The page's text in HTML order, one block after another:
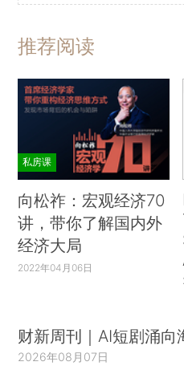
推荐阅读
私房课
向松祚：宏观经济70
讲，带你了解国内外
经济大局
2022年04月06日
财新周刊｜AI短剧涌向
2026年08月07日